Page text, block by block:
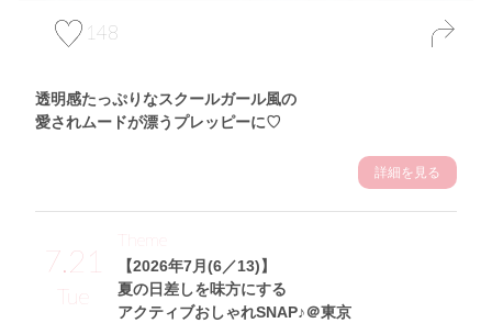
148
透明感たっぷりなスクールガール風の
愛されムードが漂うプレッピーに♡
詳細を見る
7.21
Tue
【2026年7月(6／13)】
夏の日差しを味方にする
アクティブおしゃれSNAP♪＠東京
Theme